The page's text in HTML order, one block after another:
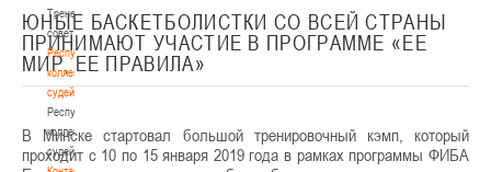
Тренерский
совет
Республиканская
коллегия
судей
Республиканская
коллегия
судей
ЮНЫЕ БАСКЕТБОЛИСТКИ СО ВСЕЙ СТРАНЫ
ПРИНИМАЮТ УЧАСТИЕ В ПРОГРАММЕ «ЕЕ
МИР, ЕЕ ПРАВИЛА»
В Минске стартовал большой тренировочный кэмп, который
проходит с 10 по 15 января 2019 года в рамках программы ФИБА